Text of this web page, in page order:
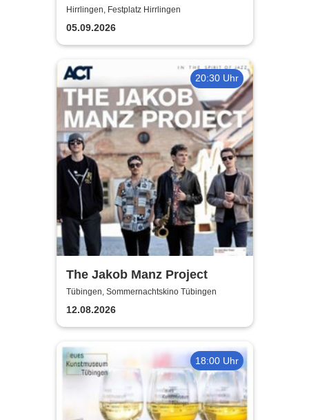
Hirrlingen
Hirrlingen, Festplatz Hirrlingen
05.09.2026
20:30 Uhr
The Jakob Manz Project
Tübingen, Sommernachtskino Tübingen
12.08.2026
18:00 Uhr